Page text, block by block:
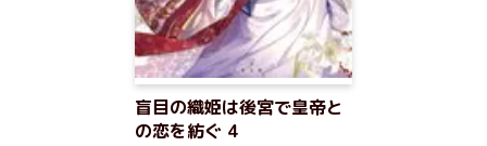
盲目の織姫は後宮で皇帝と
の恋を紡ぐ 4